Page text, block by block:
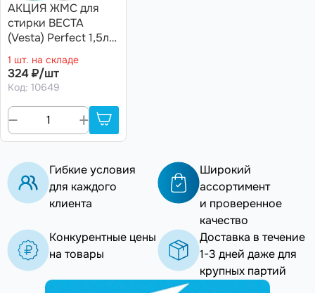
АКЦИЯ ЖМС для
стирки ВЕСТА
(Vesta) Perfect 1,5л +
белья ВЕСТА Baby
1л
1 шт. на складе
324 ₽/шт
Код: 10649
Гибкие условия
для каждого
клиента
Широкий
ассортимент
и проверенное
качество
Конкурентные цены
на товары
Доставка в течение
1-3 дней даже для
крупных партий